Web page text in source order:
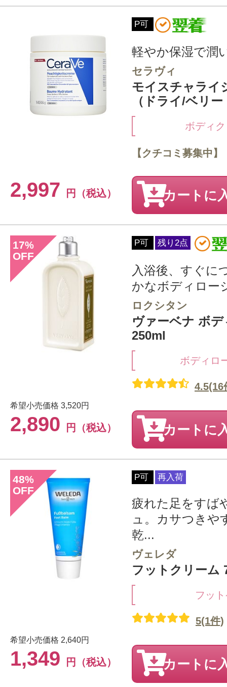
P可
軽やか保湿で潤
セラヴィ
モイスチャライ
（ドライ/ベリ
ボディ
2,997 円（税込）
【クチコミ募集中】
カートに
17%
OFF
P可 残り2点
入浴後、すぐに
かなボディロー
ロクシタン
ヴァーベナ ボ
250ml
ボディロ
希望小売価格 3,520円
2,890 円（税込）
4.5(16
カートに
48%
OFF
P可 再入荷
疲れた足をすば
ュ。カサつきや
乾...
ヴェレダ
フットクリーム
フッ
希望小売価格 2,640円
1,349 円（税込）
5(1件)
カートに